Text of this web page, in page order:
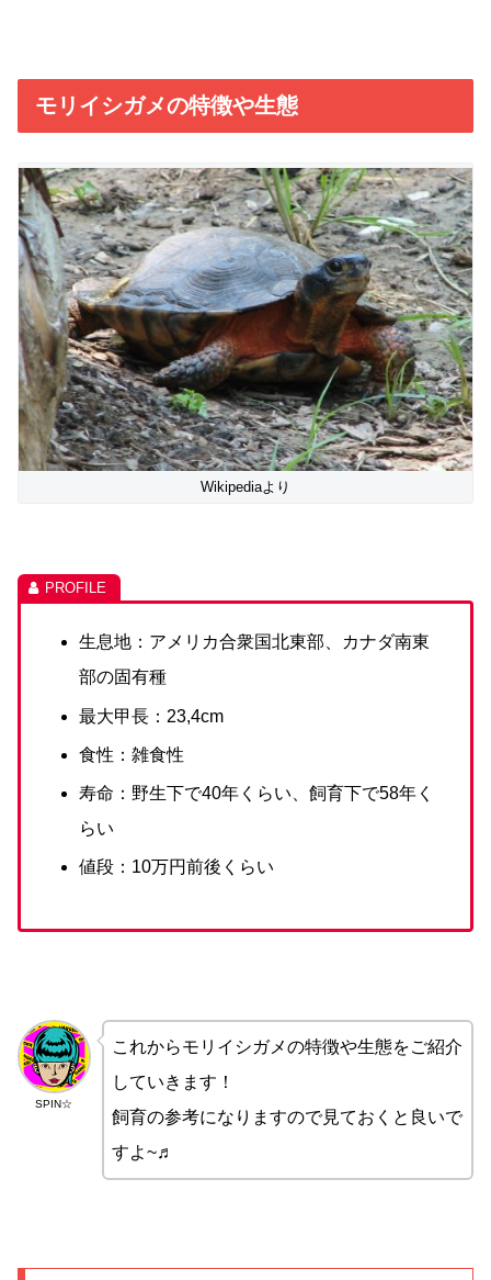
モリイシガメの特徴や生態
Wikipediaより
生息地：アメリカ合衆国北東部、カナダ南東
部の固有種
最大甲長：23,4cm
食性：雑食性
寿命：野生下で40年くらい、飼育下で58年く
らい
値段：10万円前後くらい
SPIN☆
これからモリイシガメの特徴や生態をご紹介
していきます！
飼育の参考になりますので見ておくと良いで
すよ~♬